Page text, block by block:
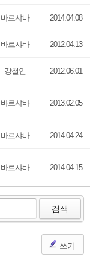
바르샤바 2014.04.08
바르샤바 2012.04.13
강철인 2012.06.01
바르샤바 2013.02.05
바르샤바 2014.04.24
바르샤바 2014.04.15
검색
쓰기